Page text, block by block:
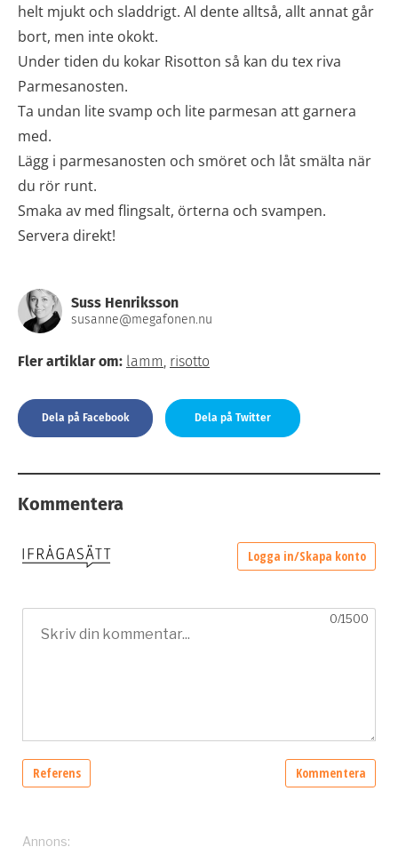
helt mjukt och sladdrigt. Al dente alltså, allt annat går
bort, men inte okokt.
Under tiden du kokar Risotton så kan du tex riva
Parmesanosten.
Ta undan lite svamp och lite parmesan att garnera
med.
Lägg i parmesanosten och smöret och låt smälta när
du rör runt.
Smaka av med flingsalt, örterna och svampen.
Servera direkt!
Suss Henriksson
susanne@megafonen.nu
Fler artiklar om: lamm risotto
Dela på Facebook Dela på Twitter
Kommentera